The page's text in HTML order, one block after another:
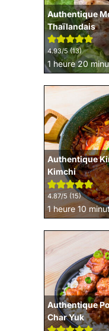
Authentique
Thaïlandais
4.93/5 (13)
1 heure
heure 20
Authentique
Kimchi
4.87/5 (15)
1heure
heure 10
Authentique
Char Yuk